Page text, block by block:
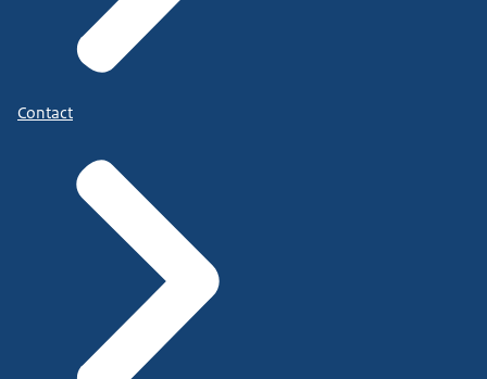
Contact